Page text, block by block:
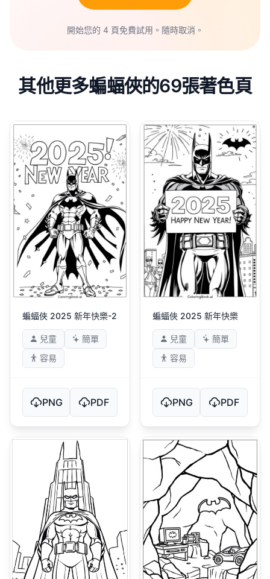
開始您的 4 頁免費試用。隨時取消。
其他更多蝙蝠俠的69張著色頁
蝙蝠俠 2025 新年快樂-2
兒童
簡單
容易
PNG PDF
蝙蝠俠 2025 新年快樂
兒童
簡單
容易
PNG PDF